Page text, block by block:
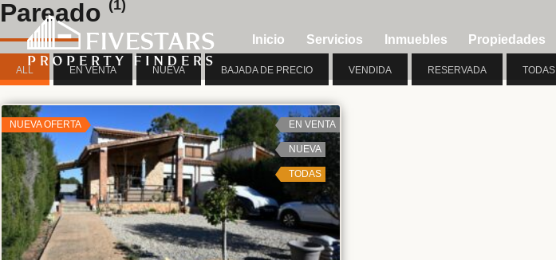
Inicio Servicios Inmuebles Propiedades
Pareado (1)
ALL EN VENTA NUEVA BAJADA DE PRECIO VENDIDA RESERVADA TODAS
NUEVA OFERTA EN VENTA
NUEVA
TODAS